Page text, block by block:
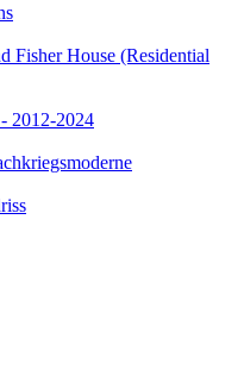
Fisher House (Residential
2012-2024